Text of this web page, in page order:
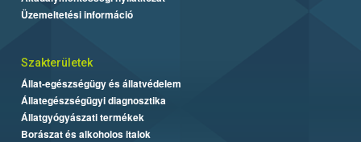
Üzemeltetési információ
Szakterületek
Állat-egészségügy és állatvédelem
Állategészségügyi diagnosztika
Állatgyógyászati termékek
Borászat és alkoholos italok